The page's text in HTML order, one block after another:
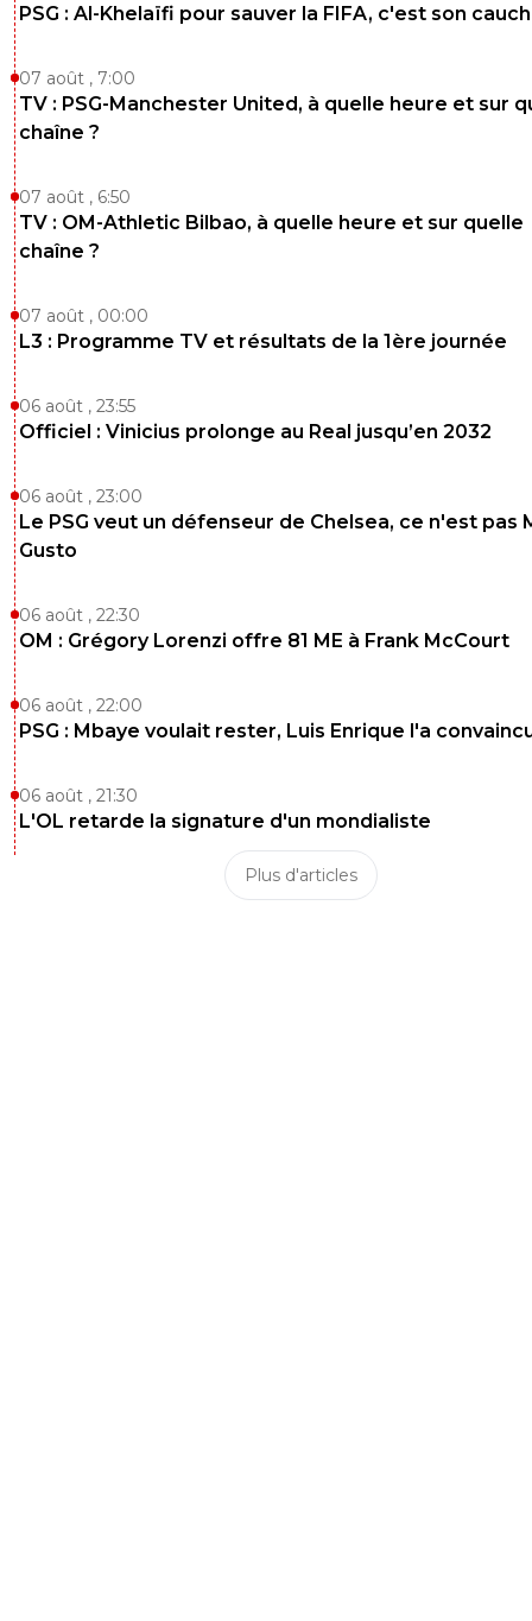
PSG : Al-Khelaïfi pour sauver la FIFA, c'est son
07 août , 7:00
TV : PSG-Manchester United, à quelle heure et sur
chaîne ?
07 août , 6:50
TV : OM-Athletic Bilbao, à quelle heure et sur quelle
chaîne ?
07 août , 00:00
L3 : Programme TV et résultats de la 1ère journée
06 août , 23:55
Officiel : Vinicius prolonge au Real jusqu’en 2032
06 août , 23:00
Le PSG veut un défenseur de Chelsea, ce n'est pas
Gusto
06 août , 22:30
OM : Grégory Lorenzi offre 81 ME à Frank McCourt
06 août , 22:00
PSG : Mbaye voulait rester, Luis Enrique l'a
06 août , 21:30
L'OL retarde la signature d'un mondialiste
Plus d'articles